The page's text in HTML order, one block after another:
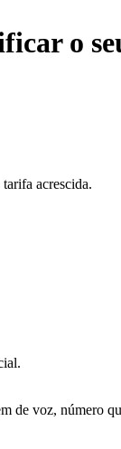
o
acrescida.
de voz, número